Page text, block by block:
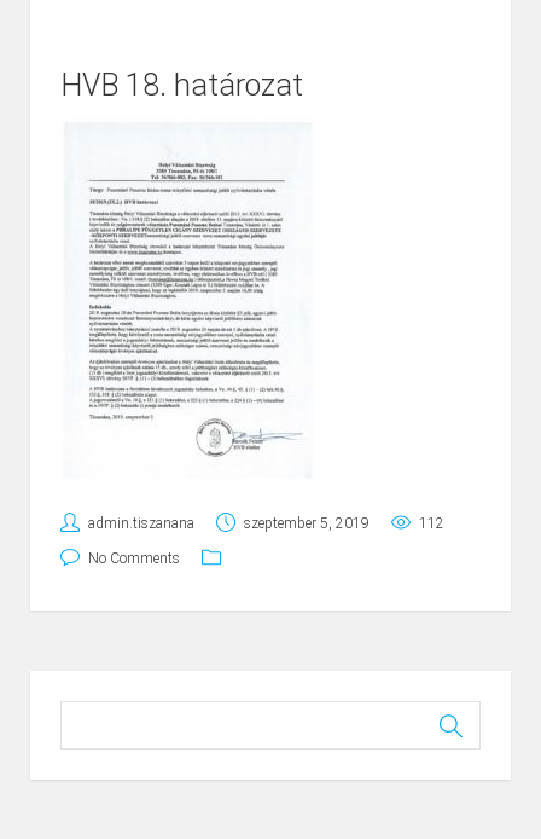
HVB 18. határozat
admin.tiszanana szeptember 5, 2019 112
No Comments